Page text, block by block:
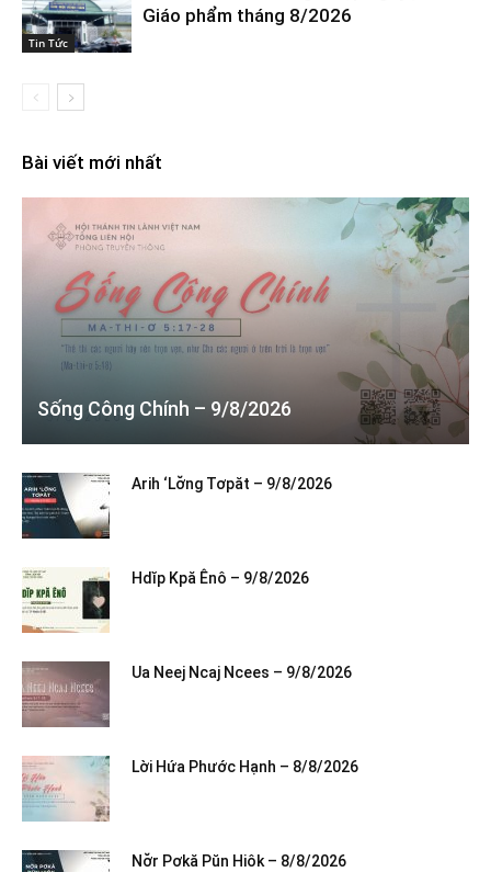
Tin Tức
Giáo phẩm tháng 8/2026
Bài viết mới nhất
Sống Công Chính – 9/8/2026
Arih ‘Lơ̆ng Tơpăt – 9/8/2026
Hdĭp Kpă Ênô – 9/8/2026
Ua Neej Ncaj Ncees – 9/8/2026
Lời Hứa Phước Hạnh – 8/8/2026
Nơ̆r Pơkă Pŭn Hiôk – 8/8/2026